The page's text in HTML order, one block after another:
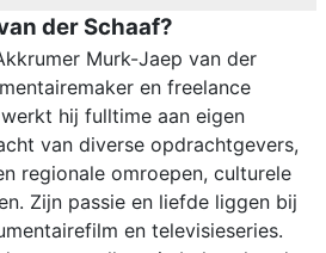
der Schaaf?
Murk-Jaep van der
en freelance
hij fulltime aan eigen
van diverse opdrachtgevers,
regionale omroepen, culturele
Zijn passie en liefde liggen bij
en televisieseries.